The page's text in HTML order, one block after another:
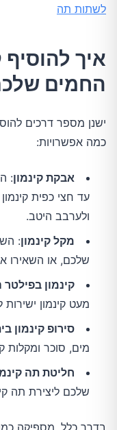
לשתות תה
איך
החמים
ישנן מספר דרכים
כמה אפשרויות:
אבקת קינמון:
עד חצי כפית
ולערבב היטב.
מקל קינמון:
שלכם, או השאירו
קינמון
מעט קינמון
סירופ קינמון
מים, סוכר ומקלות
חליטת תה
שלכם ליצירת תה
בדרך כלל, מספיקה